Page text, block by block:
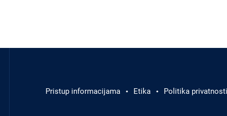
podnožjuPristup informacijama Etika Politika privatnosti